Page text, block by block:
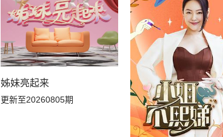
20260625中 20260625上
20260621加更下 20260620加更上
20260614加更下
20260608超越目标坞
姊妹亮起来
更新至20260805期